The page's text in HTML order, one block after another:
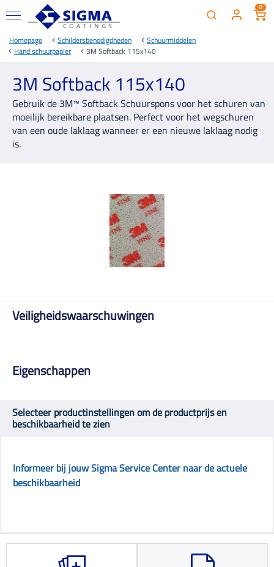
0
Homepage Schildersbenodigdheden
Schuurmiddelen
Hand schuurpapier
3M Softback 115x140
3M Softback 115x140
Gebruik de 3M™ Softback Schuurspons voor het schuren van
moeilijk bereikbare plaatsen. Perfect voor het wegschuren
van een oude laklaag wanneer er een nieuwe laklaag nodig
is.
Veiligheidswaarschuwingen
Eigenschappen
Selecteer productinstellingen om de productprijs en
beschikbaarheid te zien
Informeer bij jouw Sigma Service Center naar de actuele
beschikbaarheid